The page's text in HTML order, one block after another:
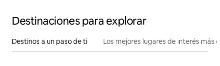
Destinaciones para explorar
Destinos a un paso de ti Los mejores lugares de interés más